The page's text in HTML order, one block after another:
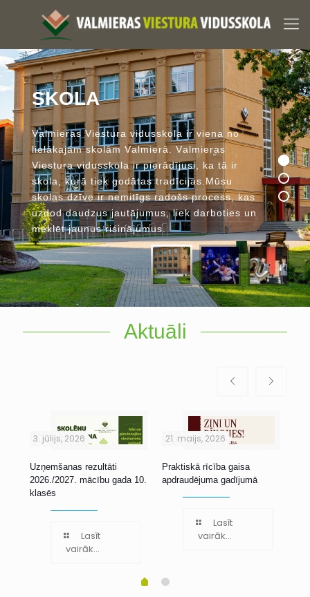
SKOLA
Valmieras Viestura vidusskola ir viena no
lielākajām skolām Valmierā Valmieras
Viestura vidusskola ir pierādījusi ka tā ir
skola , kurā tiek godātas tradīcijas Mūsu
skolas dzīve ir nemitīgs radošs process, kas
uzdod daudzus jautājumus, liek darboties un
meklēt jaunus risinājumus.
Aktuāli
3. jūlijs, 2026
Uzņemšanas rezultāti
2026./2027. mācību gada 10.
klasēs
Lasīt
vairāk...
21. maijs, 2026
Praktiskā rīcība gaisa
apdraudējuma gadījumā
Lasīt
vairāk...